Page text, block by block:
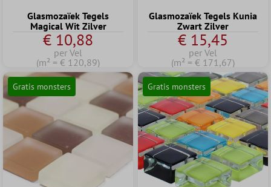
Glasmozaïek Tegels
Magical Wit Zilver
€ 10,88
per Vel
(m² = € 120,89)
Glasmozaïek Tegels Kunia
Zwart Zilver
€ 15,45
per Vel
(m² = € 171,67)
Gratis monsters Gratis monsters